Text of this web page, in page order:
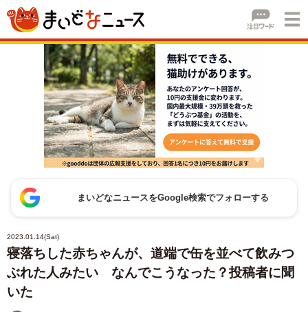
まいどなニュースをGoogle検索でフォローする
2023.01.14(Sat)
寝落ちした赤ちゃんが、道端で缶を並べて飲みつ
ぶれた人みたい なんでこうなった？投稿者に聞
いた